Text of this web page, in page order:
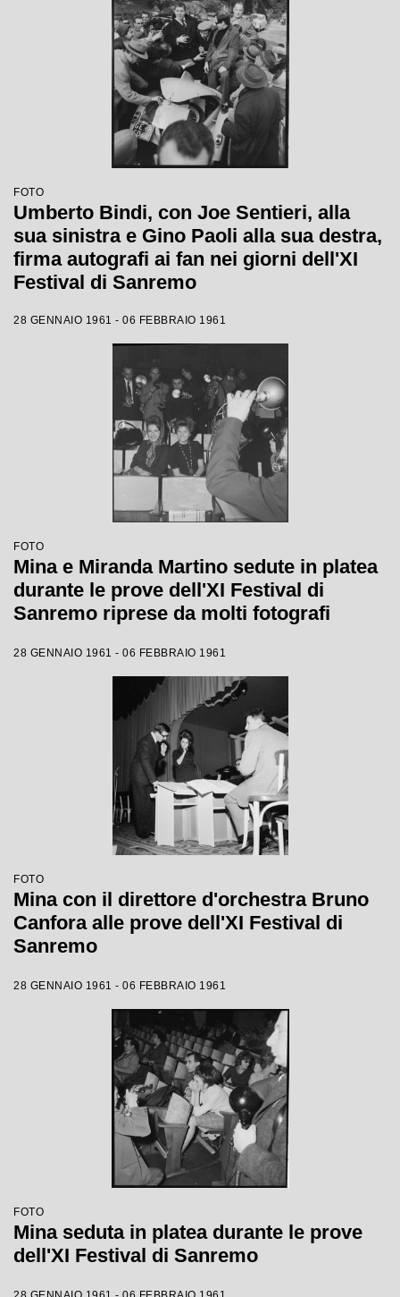
FOTO
Umberto Bindi, con Joe Sentieri, alla
sua sinistra e Gino Paoli alla sua destra,
firma autografi ai fan nei giorni dell'XI
Festival di Sanremo
28 GENNAIO 1961 - 06 FEBBRAIO 1961
FOTO
Mina e Miranda Martino sedute in platea
durante le prove dell'XI Festival di
Sanremo riprese da molti fotografi
28 GENNAIO 1961 - 06 FEBBRAIO 1961
FOTO
Mina con il direttore d'orchestra Bruno
Canfora alle prove dell'XI Festival di
Sanremo
28 GENNAIO 1961 - 06 FEBBRAIO 1961
FOTO
Mina seduta in platea durante le prove
dell'XI Festival di Sanremo